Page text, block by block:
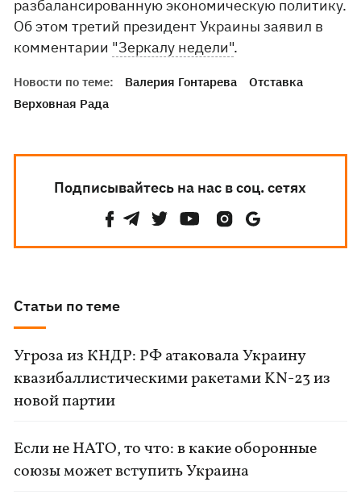
разбалансированную экономическую политику.
Об этом третий президент Украины заявил в
комментарии "Зеркалу недели".
Новости по теме: Валерия Гонтарева
Отставка
Верховная Рада
Подписывайтесь на нас в соц. сетях
Статьи по теме
Угроза из КНДР: РФ атаковала Украину
квазибаллистическими ракетами KN-23 из
новой партии
Если не НАТО, то что: в какие оборонные
союзы может вступить Украина